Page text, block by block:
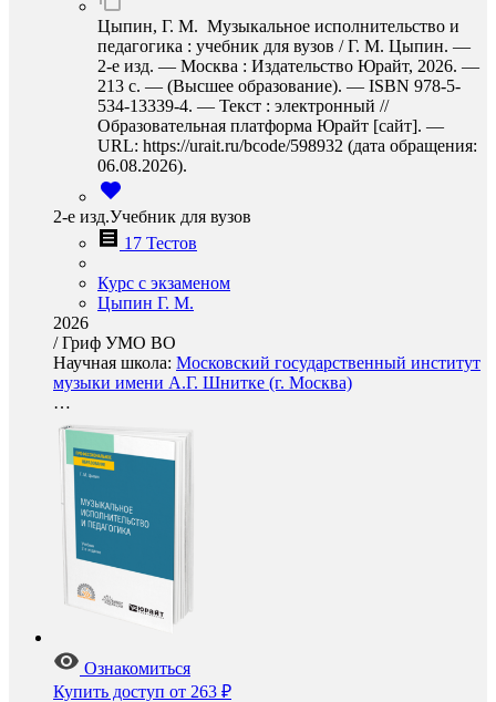
Цыпин, Г. М. Музыкальное исполнительство и
педагогика : учебник для вузов / Г. М. Цыпин. —
2-е изд. — Москва : Издательство Юрайт, 2026. —
213 с. — (Высшее образование). — ISBN 978-5-
534-13339-4. — Текст : электронный //
Образовательная платформа Юрайт [сайт]. —
URL: https://urait.ru/bcode/598932 (дата обращения:
06.08.2026).
2-е изд.Учебник для вузов
17 Тестов
Курс с экзаменом
Цыпин Г. М.
2026
/Гриф УМО ВО
Научная школа: Московский государственный институт
музыки имени А.Г. Шнитке (г. Москва)
…
Ознакомиться
Купить доступ от 263 ₽